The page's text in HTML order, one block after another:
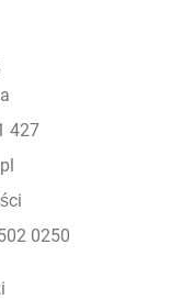
427
0250